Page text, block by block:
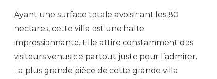
Ayant une surface totale avoisinant les 80
hectares, cette villa est une halte
impressionnante. Elle attire constamment des
visiteurs venus de partout juste pour l’admirer.
La plus grande pièce de cette grande villa